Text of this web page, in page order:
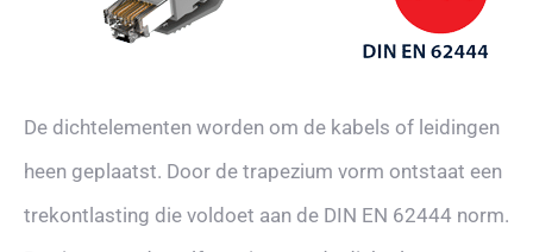
De dichtelementen worden om de kabels of leidingen
heen geplaatst. Door de trapezium vorm ontstaat een
trekontlasting die voldoet aan de DIN EN 62444 norm.